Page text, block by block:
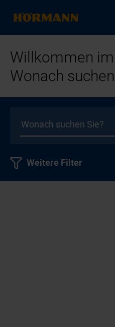
Willkommen
Wonach
Weitere Filter